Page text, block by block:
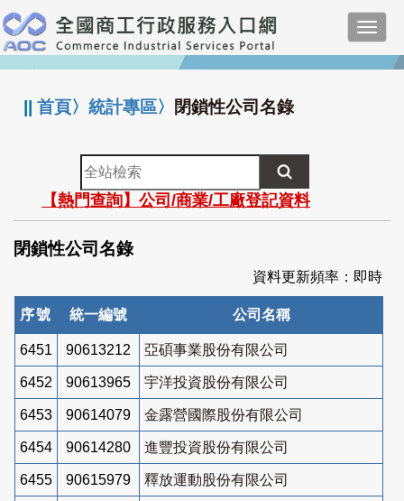
跳
到
主
要
:::
||首頁〉統計專區〉 閉鎖性公司名錄
全
站
檢
索
【熱門查詢】公司/商業/工廠登記資料
閉鎖性公司名錄
資料更新頻率：即時
序號 統一編號 公司名稱
6451 90613212 亞碩事業股份有限公司
6452 90613965 宇洋投資股份有限公司
6453 90614079 金露營國際股份有限公司
6454 90614280 進豐投資股份有限公司
6455 90615979 釋放運動股份有限公司